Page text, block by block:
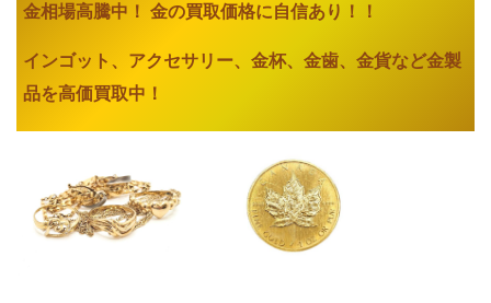
金相場高騰中！ 金の買取価格に自信あり ！！
インゴット、アクセサリー、金杯、金歯、金貨など金製
品を高価買取中！